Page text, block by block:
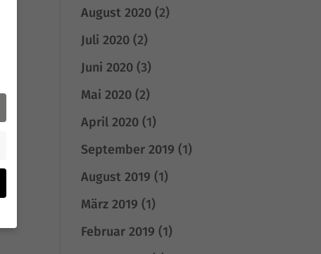
August 2020 (2)
Juli 2020 (2)
Juni 2020 (3)
Mai 2020 (2)
April 2020 (1)
September 2019 (1)
August 2019 (1)
März 2019 (1)
Februar 2019 (1)